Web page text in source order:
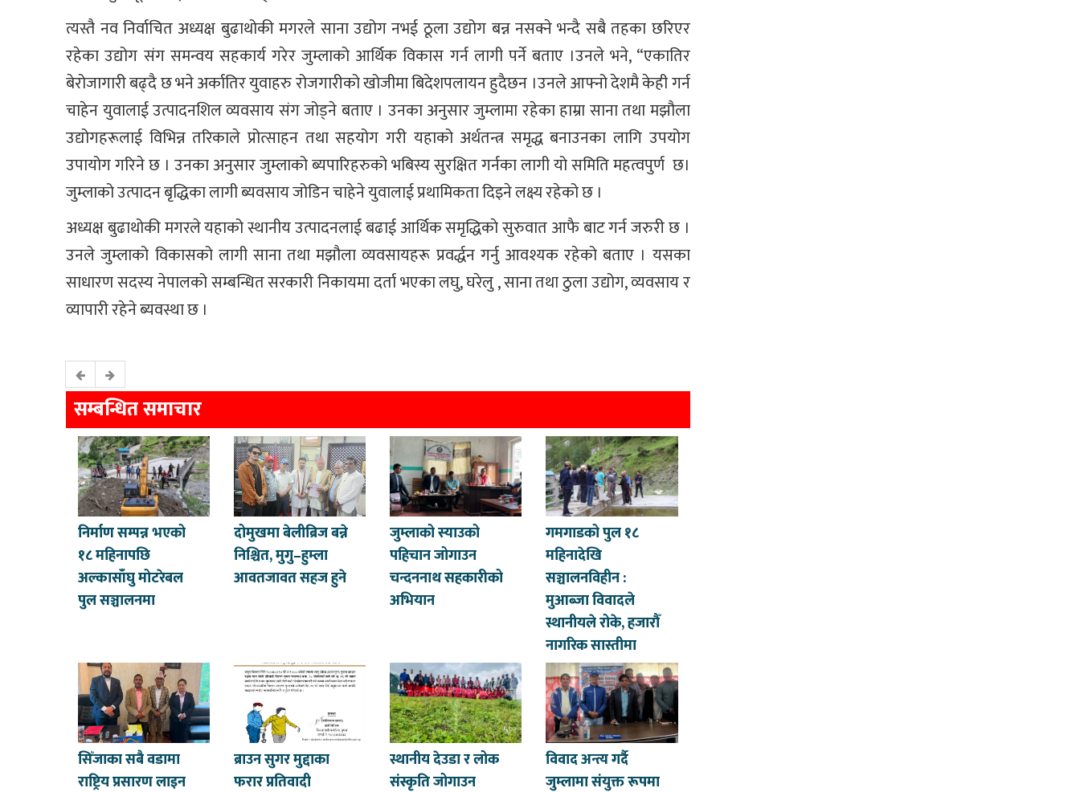
त्यस्तै नव निर्वाचित अध्यक्ष बुढाथोकी मगरले साना उद्योग नभई ठूला उद्योग बन्न नसक्ने भन्दै सबै तहका छरिएर
रहेका उद्योग संग समन्वय सहकार्य गरेर जुम्लाको आर्थिक विकास गर्न लागी पर्ने बताए ।उनले भने, “एकातिर
बेरोजागारी बढ्दै छ भने अर्कातिर युवाहरु रोजगारीको खोजीमा बिदेशपलायन हुदैछन ।उनले आफ्नो देशमै केही गर्न
चाहेन युवालाई उत्पादनशिल व्यवसाय संग जोड्ने बताए । उनका अनुसार जुम्लामा रहेका हाम्रा साना तथा मझौला
उद्योगहरूलाई विभिन्न तरिकाले प्रोत्साहन तथा सहयोग गरी यहाको अर्थतन्त्र समृद्ध बनाउनका लागि उपयोग
उपायोग गरिने छ । उनका अनुसार जुम्लाको ब्यपारिहरुको भबिस्य सुरक्षित गर्नका लागी यो समिति महत्वपुर्ण छ।
जुम्लाको उत्पादन बृद्धिका लागी ब्यवसाय जोडिन चाहेने युवालाई प्रथामिकता दिइने लक्ष्य रहेको छ ।
अध्यक्ष बुढाथोकी मगरले यहाको स्थानीय उत्पादनलाई बढाई आर्थिक समृद्धिकाे सुरुवात आफै बाट गर्न जरुरी छ ।
उनले जुम्लाको विकासको लागी साना तथा मझौला व्यवसायहरू प्रवर्द्धन गर्नु आवश्यक रहेको बताए । यसका
साधारण सदस्य नेपालको सम्बन्धित सरकारी निकायमा दर्ता भएका लघु, घरेलु , साना तथा ठुला उद्योग, व्यवसाय र
व्यापारी रहेने ब्यवस्था छ ।
सम्बन्धित समाचार
निर्माण सम्पन्न भएको
१८ महिनापछि
अल्कासाँघु मोटरेबल
पुल सञ्चालनमा
दोमुखमा बेलीब्रिज बन्ने
निश्चित, मुगु–हुम्ला
आवतजावत सहज हुने
जुम्लाको स्याउको
पहिचान जोगाउन
चन्दननाथ सहकारीको
अभियान
गमगाडको पुल १८
महिनादेखि
सञ्चालनविहीन :
मुआब्जा विवादले
स्थानीयले रोके, हजारौँ
नागरिक सास्तीमा
सिँजाका सबै वडामा
राष्ट्रिय प्रसारण लाइन
ब्राउन सुगर मुद्दाका
फरार प्रतिवादी
स्थानीय देउडा र लोक
संस्कृति जोगाउन
विवाद अन्त्य गर्दै
जुम्लामा संयुक्त रूपमा